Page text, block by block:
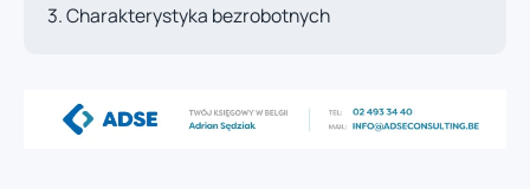
Charakterystyka bezrobotnych